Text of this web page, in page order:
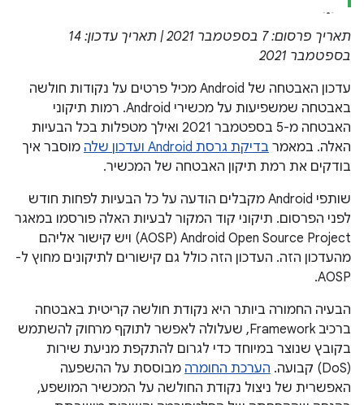
תאריך פרסום: 7 בספטמבר 2021 | תאריך עדכון: 14
בספטמבר 2021
עדכון האבטחה של Android מכיל פרטים על נקודות חולשה
באבטחה שמשפיעות על מכשירי Android. רמות תיקוני
האבטחה מ-5 בספטמבר 2021 ואילך מטפלות בכל הבעיות
האלה. במאמר בדיקת גרסת Android ועדכון שלה
מוסבר איך
בודקים את רמת תיקון האבטחה של המכשיר.
שותפי Android מקבלים הודעה על כל הבעיות לפחות חודש
לפני הפרסום. תיקוני קוד המקור לבעיות האלה פורסמו במאגר
Android Open Source Project‏ (AOSP) ויש קישור אליהם
מהעדכון הזה. העדכון הזה כולל גם קישורים לתיקונים מחוץ ל-
AOSP.
הבעיה החמורה ביותר היא נקודת חולשה קריטית באבטחה
ברכיב Framework, שעלולה לאפשר לתוקף מרחוק להשתמש
בקובץ שנוצר במיוחד כדי לגרום להתקפת מניעת שירות
(DoS) קבועה.
הערכת החומרה מבוססת על ההשפעה
האפשרית של ניצול נקודת החולשה על המכשיר המושפע,